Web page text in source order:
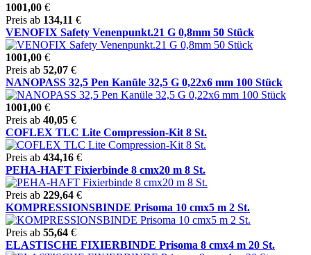
1001,00 €
Preis ab 134,11 €
VENOFIX Safety Venenpunkt.21 G 0,8mm 50 Stück
1001,00 €
Preis ab 52,07 €
NANOPASS 32,5 Pen Kanüle 32,5 G 0,22x6 mm 100 Stück
1001,00 €
Preis ab 40,05 €
COFLEX TLC Lite Compression-Kit 8 St.
Preis ab 434,16 €
PEHA-HAFT Fixierbinde 8 cmx20 m 8 St.
Preis ab 229,64 €
KOMPRESSIONSBINDE Prisoma 10 cmx5 m 2 St.
Preis ab 55,64 €
ELASTISCHE FIXIERBINDE Prisoma 8 cmx4 m 20 St.